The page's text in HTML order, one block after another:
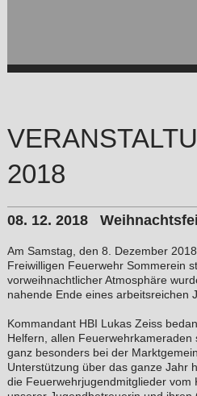
2018
08. 12. 2018
Am Samstag, den 8. Dezember
Freiwilligen Feuerwehr Sommerein
vorweihnachtlicher Atmosphäre
nahende Ende eines arbeitsreichen
Kommandant HBI Lukas Zeiss
Helfern, allen
ganz besonders bei der
Unterstützung über das ganze Jahr
die Feuerwehrjugendmitglieder vom